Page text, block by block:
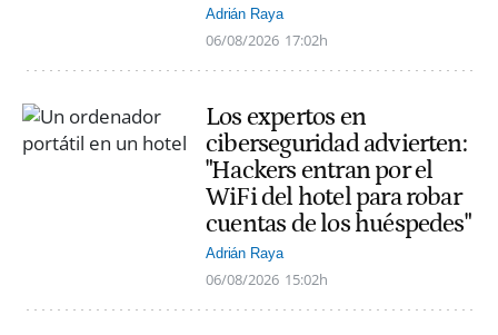
Adrián Raya
06/08/2026 17:02h
Los expertos en
ciberseguridad advierten:
"Hackers entran por el
WiFi del hotel para robar
cuentas de los huéspedes"
Adrián Raya
06/08/2026 15:02h